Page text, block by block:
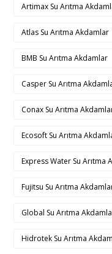
Artimax Su Arıtma
Atlas Su Arıtma Akdamlar
BMB Su Arıtma Akdamlar
Casper Su Arıtma
Conax Su Arıtma
Ecosoft Su Arıtma
Express Water Su Arıtma
Fujitsu Su Arıtma
Global Su Arıtma
Hidrotek Su Arıtma